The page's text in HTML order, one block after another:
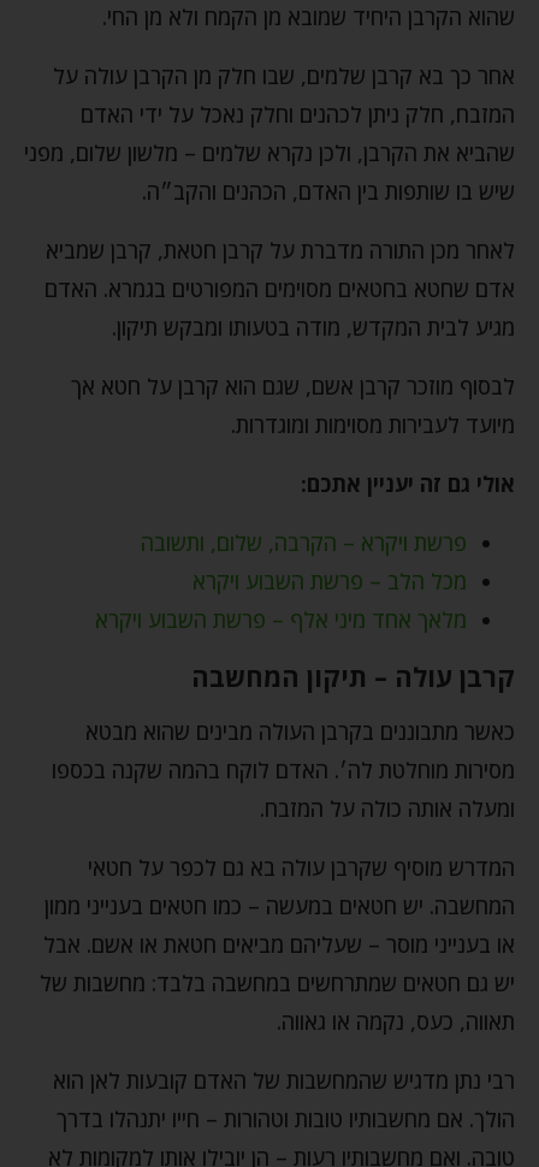
שהוא הקרבן היחיד שמובא מן הקמח ולא מן החי.
אחר כך בא קרבן שלמים, שבו חלק מן הקרבן עולה על
המזבח, חלק ניתן לכהנים וחלק נאכל על ידי האדם
שהביא את הקרבן, ולכן נקרא שלמים – מלשון שלום, מפני
שיש בו שותפות בין האדם, הכהנים והקב״ה.
לאחר מכן התורה מדברת על קרבן חטאת, קרבן שמביא
אדם שחטא בחטאים מסוימים המפורטים בגמרא. האדם
מגיע לבית המקדש, מודה בטעותו ומבקש תיקון.
לבסוף מוזכר קרבן אשם, שגם הוא קרבן על חטא אך
מיועד לעבירות מסוימות ומוגדרות.
אולי גם זה יעניין אתכם:
פרשת ויקרא – הקרבה, שלום, ותשובה
מכל הלב – פרשת השבוע ויקרא
מלאך אחד מיני אלף – פרשת השבוע ויקרא
קרבן עולה – תיקון המחשבה
כאשר מתבוננים בקרבן העולה מבינים שהוא מבטא
מסירות מוחלטת לה׳. האדם לוקח בהמה שקנה בכספו
ומעלה אותה כולה על המזבח.
המדרש מוסיף שקרבן עולה בא גם לכפר על חטאי
המחשבה. יש חטאים במעשה – כמו חטאים בענייני ממון
או בענייני מוסר – שעליהם מביאים חטאת או אשם. אבל
יש גם חטאים שמתרחשים במחשבה בלבד: מחשבות של
תאווה, כעס, נקמה או גאווה.
רבי נתן מדגיש שהמחשבות של האדם קובעות לאן הוא
הולך. אם מחשבותיו טובות וטהורות – חייו יתנהלו בדרך
טובה. ואם מחשבותיו רעות – הן יובילו אותו למקומות לא